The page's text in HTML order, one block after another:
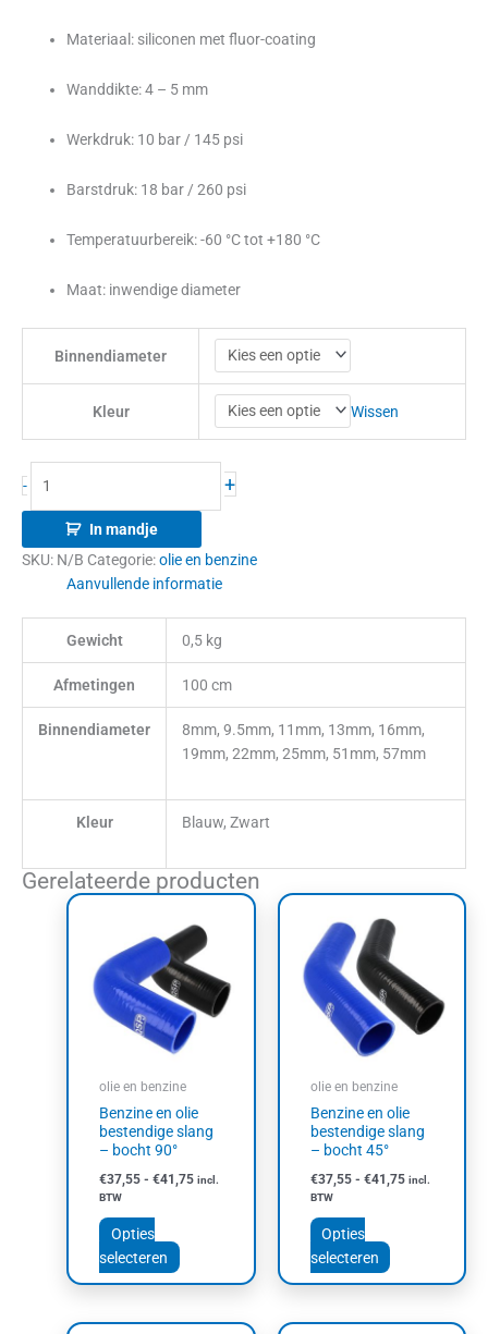
Materiaal: siliconen met fluor-coating
Wanddikte: 4 – 5 mm
Werkdruk: 10 bar / 145 psi
Barstdruk: 18 bar / 260 psi
Temperatuurbereik: -60 °C tot +180 °C
Maat: inwendige diameter
Binnendiameter
Kleur Wissen
- +
In mandje
SKU: N/B Categorie:olie en benzine
Aanvullende informatie
Gewicht 0,5 kg
Afmetingen 100 cm
Binnendiameter
8mm, 9.5mm, 11mm, 13mm, 16mm,
19mm, 22mm, 25mm, 51mm, 57mm
Kleur Blauw, Zwart
Gerelateerde producten
olie en benzine
Benzine en olie
bestendige slang
– bocht 90°
€37,55 - €41,75
Prijsklasse:
tot
€41,75
incl.
BTW
Opties
selecteren
product
heeft
meerdere
variaties.
Deze
optie
worden
olie en benzine
Benzine en olie
bestendige slang
– bocht 45°
€37,55 - €41,75
Prijsklasse:
incl.
BTW
Opties
selecteren
product
heeft
meerdere
variaties.
Deze
worden